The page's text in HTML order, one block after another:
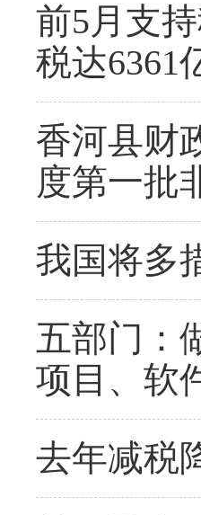
前5月支
税达6361
香河县财
度第一批
我国将多
五部门：
项目、软
去年减税